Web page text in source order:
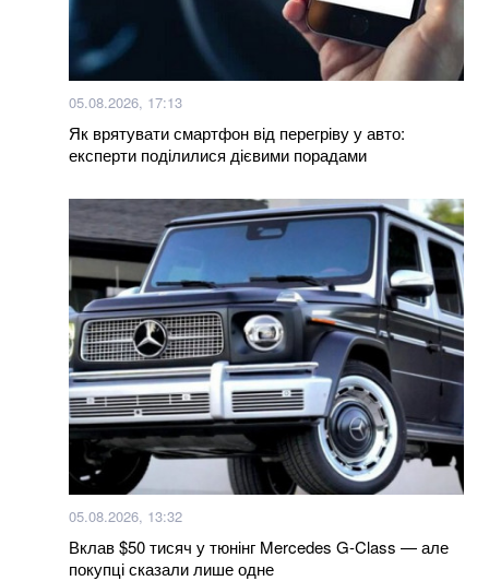
Яка температура вважається нормальною: ви
здивуєтеся, але це не 36,6
огляд трендових моделей 2023
50 найкращих фільмів 21 століття за версією The
05.08.2026, 17:13
Як врятувати смартфон від перегріву у авто:
експерти поділилися дієвими порадами
05.08.2026, 13:32
Вклав $50 тисяч у тюнінг Mercedes G-Class — але
покупці сказали лише одне